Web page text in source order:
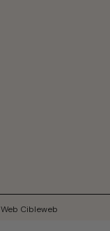
Cibleweb